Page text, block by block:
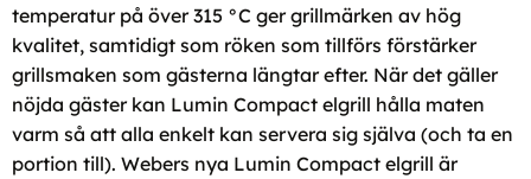
temperatur på över 315 °C ger grillmärken av hög
kvalitet, samtidigt som röken som tillförs förstärker
grillsmaken som gästerna längtar efter. När det gäller
nöjda gäster kan Lumin Compact elgrill hålla maten
varm så att alla enkelt kan servera sig själva (och ta en
portion till). Webers nya Lumin Compact elgrill är